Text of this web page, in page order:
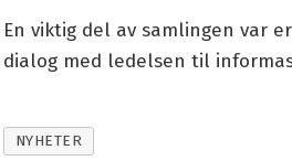
En viktig del av samlingen var
dialog med ledelsen til
NYHETER